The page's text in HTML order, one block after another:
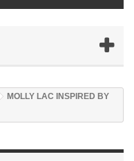
MOLLY LAC INSPIRED BY